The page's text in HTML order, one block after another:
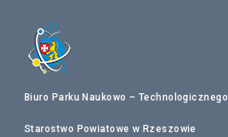
Biuro Parku Naukowo – Technologicznego
Starostwo Powiatowe w Rzeszowie